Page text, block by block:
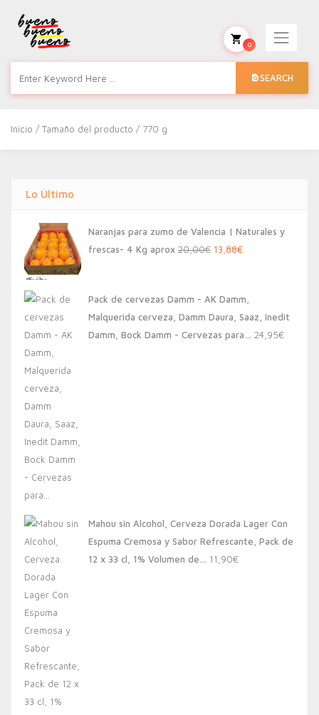
SEARCH
0
Inicio / Tamaño del producto / 770 g
Lo Último
Naranjas para zumo de Valencia | Naturales y
frescas- 4 Kg aprox 20,00€ El
era:
20,00€.
13,88€El
es:
13,88€.
Pack de cervezas Damm - AK Damm,
Malquerida cerveza, Damm Daura, Saaz, Inedit
Damm, Bock Damm - Cervezas para… 24,95€
Mahou sin Alcohol, Cerveza Dorada Lager Con
Espuma Cremosa y Sabor Refrescante, Pack de
12 x 33 cl, 1% Volumen de… 11,90€